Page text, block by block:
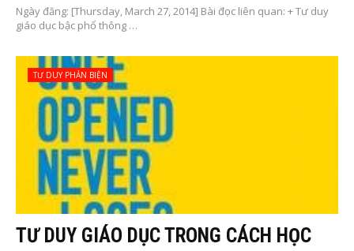
Ngày đăng: [Thursday, March 27, 2014] Bài đọc liên quan: + Tư duy
giáo dục bậc phổ thông …
TƯ DUY PHẢN BIỆN
TƯ DUY GIÁO DỤC TRONG CÁCH HỌC